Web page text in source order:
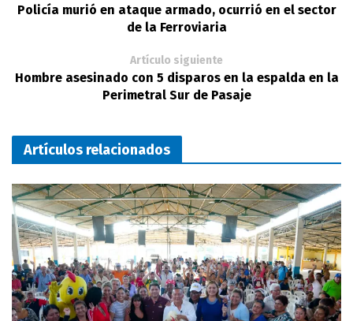
Policía murió en ataque armado, ocurrió en el sector
de la Ferroviaria
Artículo siguiente
Hombre asesinado con 5 disparos en la espalda en la
Perimetral Sur de Pasaje
Artículos relacionados